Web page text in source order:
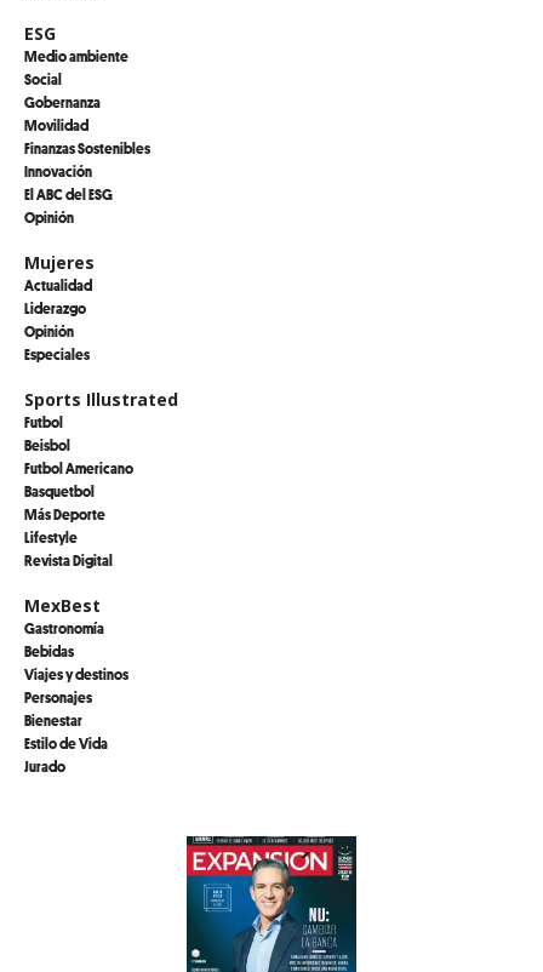
ESG
Medio ambiente
Social
Gobernanza
Movilidad
Finanzas Sostenibles
Innovación
El ABC del ESG
Opinión
Mujeres
Actualidad
Liderazgo
Opinión
Especiales
Sports Illustrated
Futbol
Beisbol
Futbol Americano
Basquetbol
Más Deporte
Lifestyle
Revista Digital
MexBest
Gastronomía
Bebidas
Viajes y destinos
Personajes
Bienestar
Estilo de Vida
Jurado